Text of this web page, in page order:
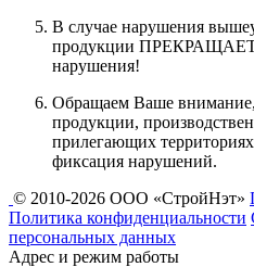
В случае нарушения
продукции
нарушения!
Обращаем Ваше внимание,
продукции,
прилегающих
фиксация нарушений.
© 2010-2026 ООО «СтройНэт»
Политика конфиденциальности
персональных данных
Адрес и режим работы